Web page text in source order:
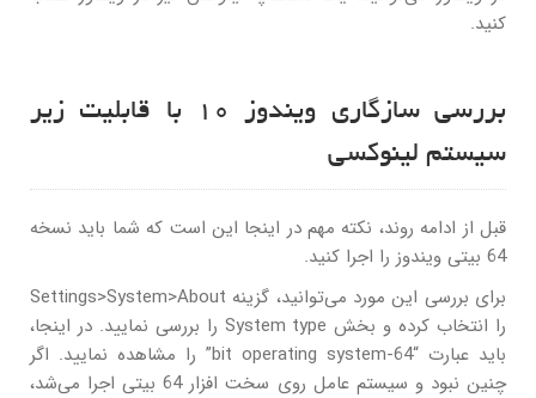
کنید.
بررسی سازگاری ویندوز 10 با قابلیت زیر
سیستم لینوکسی
قبل از ادامه روند، نکته مهم در اینجا این است که شما باید نسخه
64 بیتی ویندوز را اجرا کنید.
برای بررسی این مورد می‌توانید، گزینه Settings>System>About
را انتخاب کرده و بخش System type را بررسی نمایید. در اینجا،
باید عبارت “64-bit operating system” را مشاهده نمایید. اگر
چنین نبود و سیستم عامل روی سخت افزار 64 بیتی اجرا می‌شد،